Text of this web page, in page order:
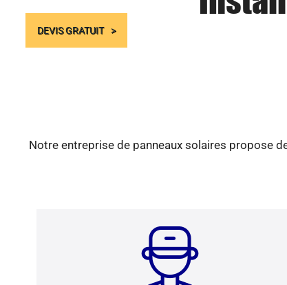
DEVIS GRATUIT
Notre entreprise de panneaux solaires propose